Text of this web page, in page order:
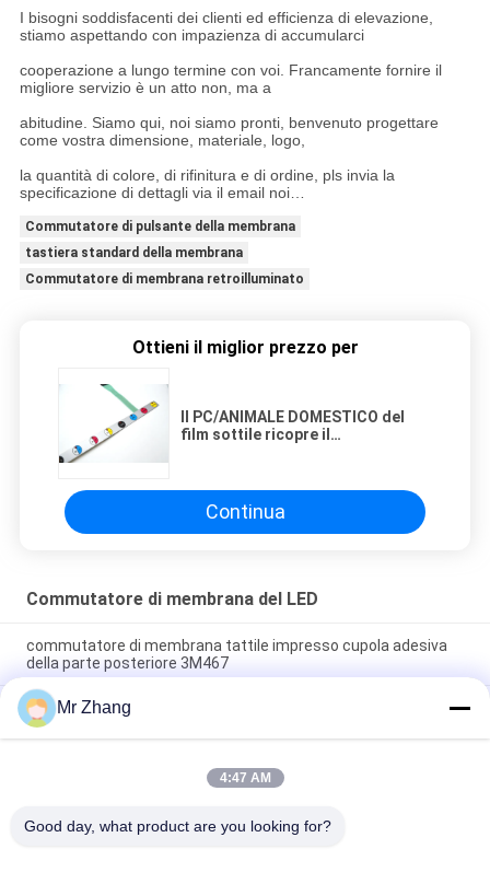
I bisogni soddisfacenti dei clienti ed efficienza di elevazione,
stiamo aspettando con impazienza di accumularci
cooperazione a lungo termine con voi. Francamente fornire il
migliore servizio è un atto non, ma a
abitudine. Siamo qui, noi siamo pronti, benvenuto progettare
come vostra dimensione, materiale, logo,
la quantità di colore, di rifinitura e di ordine, pls invia la
specificazione di dettagli via il email noi…
Commutatore di pulsante della membrana
tastiera standard della membrana
Commutatore di membrana retroilluminato
Ottieni il miglior prezzo per
Il PC/ANIMALE DOMESTICO del
film sottile ricopre il
2mm
Continua
Commutatore di membrana del LED
commutatore di membrana tattile impresso cupola adesiva
della parte posteriore 3M467
Tastiera tattile impressa a prova d'umidità del commutatore
di membrana del LED per gli strumenti medici
Il commutatore di membrana antipolvere della cupola del
metallo dell'esposizione di LED con 3M55230 appoggia
Mr Zhang
4:47 AM
Good day, what product are you looking for?